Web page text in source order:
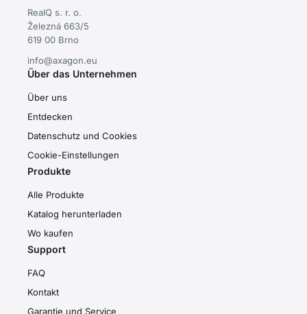
RealQ s. r. o.
Železná 663/5
619 00 Brno
info@axagon.eu
Über das Unternehmen
Über uns
Entdecken
Datenschutz und Cookies
Cookie-Einstellungen
Produkte
Alle Produkte
Katalog herunterladen
Wo kaufen
Support
FAQ
Kontakt
Garantie und Service